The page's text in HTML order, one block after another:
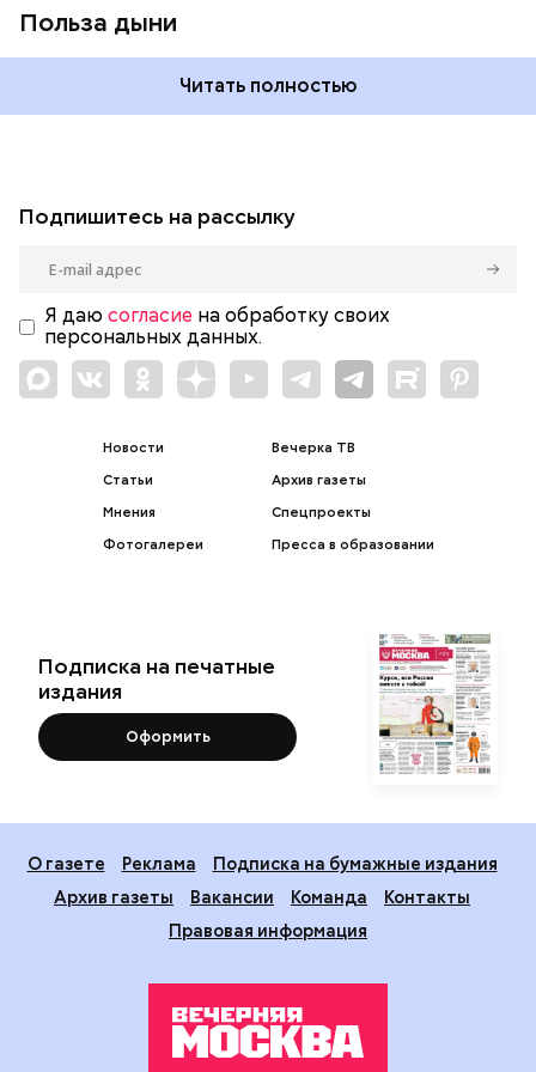
Польза дыни
Читать полностью
Подпишитесь на рассылку
Я даю согласие на обработку своих
персональных данных.
Новости
Статьи
Мнения
Фотогалереи
Вечерка ТВ
Архив газеты
Спецпроекты
Пресса в образовании
Подписка на печатные
издания
Оформить
О газете Реклама
Подписка на бумажные издания
Архив газеты
Вакансии Команда
Контакты
Правовая информация